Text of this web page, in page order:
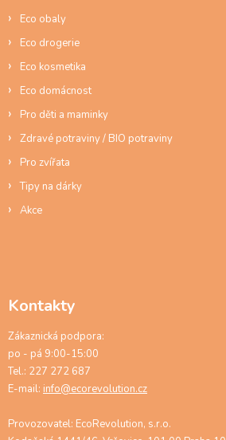
Eco obaly
Eco drogerie
Eco kosmetika
Eco domácnost
Pro děti a maminky
Zdravé potraviny / BIO potraviny
Pro zvířata
Tipy na dárky
Akce
Kontakty
Zákaznická podpora:
po - pá 9:00-15:00
Tel.: 227 272 687
E-mail: info@ecorevolution.cz
Provozovatel: EcoRevolution, s.r.o.